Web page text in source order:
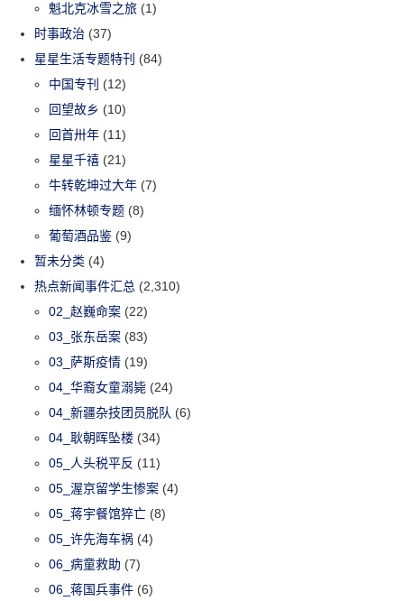
魁北克冰雪之旅 (1)
时事政治 (37)
星星生活专题特刊 (84)
中国专刊 (12)
回望故乡 (10)
回首卅年 (11)
星星千禧 (21)
牛转乾坤过大年 (7)
缅怀林顿专题 (8)
葡萄酒品鉴 (9)
暂未分类 (4)
热点新闻事件汇总 (2,310)
02_赵巍命案 (22)
03_张东岳案 (83)
03_萨斯疫情 (19)
04_华裔女童溺毙 (24)
04_新疆杂技团员脱队 (6)
04_耿朝晖坠楼 (34)
05_人头税平反 (11)
05_渥京留学生惨案 (4)
05_蒋宇餐馆猝亡 (8)
05_许先海车祸 (4)
06_病童救助 (7)
06_蒋国兵事件 (6)